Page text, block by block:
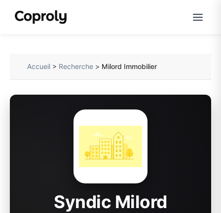
Accueil > Recherche > Milord Immobilier
Syndic Milord